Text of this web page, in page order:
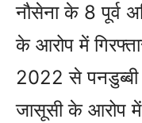
नौसेना के 8 पूर्व
के आरोप में
2022 से
जासूसी के आरोप